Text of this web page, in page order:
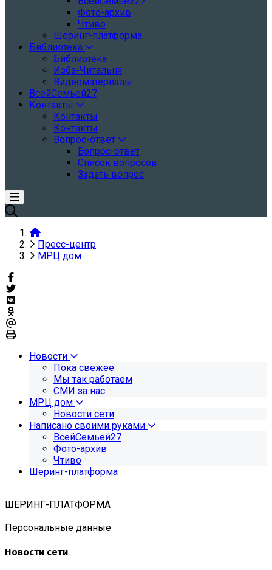
Фото-архив
Чтиво
Шеринг-платформа
Библиотека
Библиотека
Изба-Читальня
Видеоматериалы
ВсейСемьей27
Контакты
Контакты
Контакты
Вопрос-ответ
Вопрос-ответ
Список вопросов
Задать вопрос
Пресс-центр
МРЦ дом
Новости
Пока свежее
Мы так работаем
СМИ за нас
МРЦ дом
Новости сети
Написано своими руками
ВсейСемьей27
Фото-архив
Чтиво
Шеринг-платформа
ШЕРИНГ-ПЛАТФОРМА
Персональные данные
Новости сети